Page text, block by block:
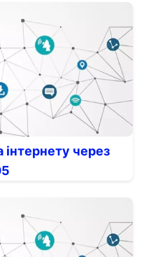
через